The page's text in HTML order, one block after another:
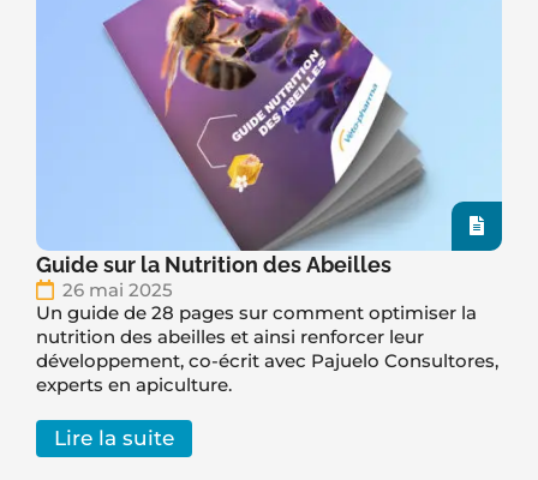
Guide sur la Nutrition des Abeilles
26 mai 2025
Un guide de 28 pages sur comment optimiser la
nutrition des abeilles et ainsi renforcer leur
développement, co-écrit avec Pajuelo Consultores,
experts en apiculture.
Lire la suite